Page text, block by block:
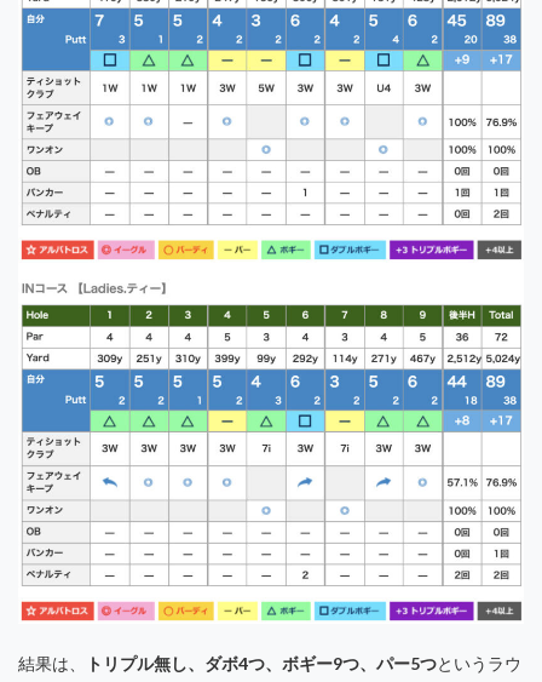
結果は、 トリプル無し、ダボ4つ、ボギー9つ、パー5つというラウ